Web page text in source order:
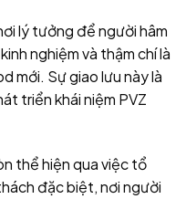
lý tưởng để người hâm
nghiệm và thậm chí là
mới. Sự giao lưu này là
triển khái niệm PVZ
thể hiện qua việc tổ
đặc biệt, nơi người